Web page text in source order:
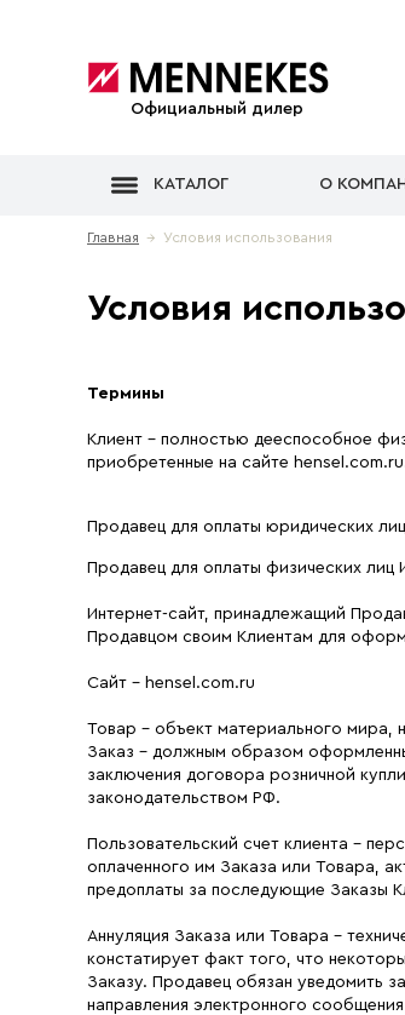
Официальный дилер
КАТАЛОГ О
Главная → Условия использования
Условия
Термины
Клиент - полностью дееспособное
приобретенные на сайте
Продавец для оплаты юридических
Продавец для оплаты физических
Интернет-сайт, принадлежащий
Продавцом своим Клиентам для
Сайт - hensel.com.ru
Товар - объект материального мира,
Заказ - должным образом
заключения договора розничной
законодательством РФ.
Пользовательский счет клиента -
оплаченного им Заказа или Товара,
предоплаты за последующие Заказы
Аннуляция Заказа или Товара –
констатирует факт того, что
Заказу. Продавец обязан уведомить
направления электронного